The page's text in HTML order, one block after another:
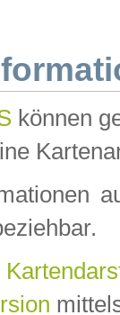
können